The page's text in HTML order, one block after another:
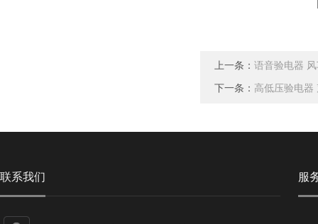
上一条： 语音验电器
下一条： 高低压验电器
联系我们 服